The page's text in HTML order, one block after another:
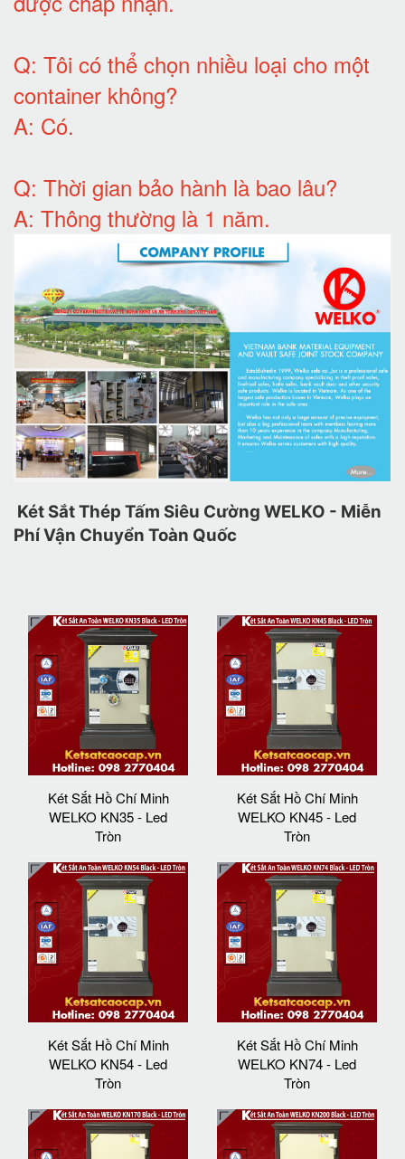
Q: Tôi có thể chọn nhiều loại cho một
container không?
A: Có.
Q: Thời gian bảo hành là bao lâu?
A: Thông thường là 1 năm.
Két Sắt Thép Tấm Siêu Cường WELKO - Miễn
Phí Vận Chuyển Toàn Quốc
Két Sắt Hồ Chí Minh
WELKO KN35 - Led
Tròn
Két Sắt Hồ Chí Minh
WELKO KN45 - Led
Tròn
Két Sắt Hồ Chí Minh
WELKO KN54 - Led
Tròn
Két Sắt Hồ Chí Minh
WELKO KN74 - Led
Tròn